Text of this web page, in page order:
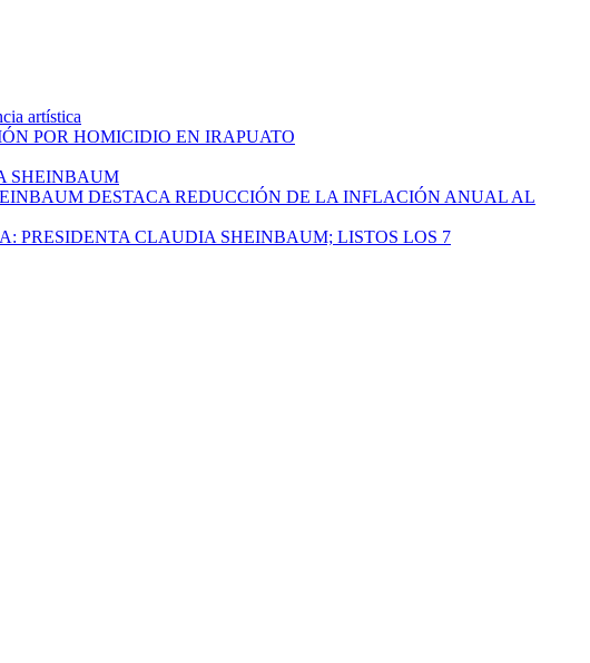
artística
POR HOMICIDIO EN IRAPUATO
SHEINBAUM
DESTACA REDUCCIÓN DE LA INFLACIÓN ANUAL AL
PRESIDENTA CLAUDIA SHEINBAUM; LISTOS LOS 7